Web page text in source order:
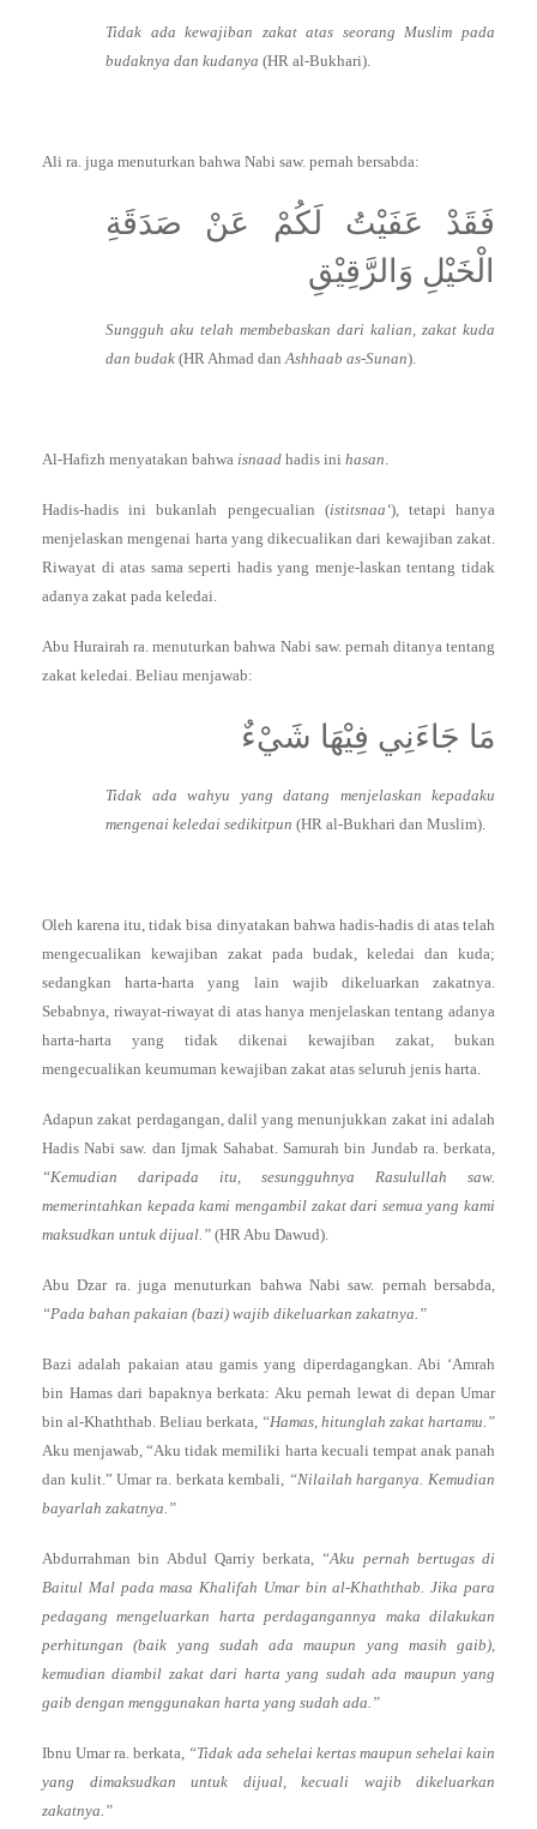
Tidak ada kewajiban zakat atas seorang Muslim pada
budaknya dan kudanya(HR al-Bukhari).
Ali ra. juga menuturkan bahwa Nabi saw. pernah bersabda:
فَقَدْ عَفَيْتُ لَكُمْ عَنْ صَدَقَةِ
الْخَيْلِ وَالرَّقِيْقِ
Sungguh aku telah membebaskan dari kalian, zakat kuda
dan budak (HR Ahmad danAshhaab as-Sunan).
Al-Hafizh menyatakan bahwa isnaad hadis ini hasan.
Hadis-hadis ini bukanlah pengecualian (istitsnaa‘), tetapi hanya
menjelaskan mengenai harta yang dikecualikan dari kewajiban zakat.
Riwayat di atas sama seperti hadis yang menje-laskan tentang tidak
adanya zakat pada keledai.
Abu Hurairah ra. menuturkan bahwa Nabi saw. pernah ditanya tentang
zakat keledai. Beliau menjawab:
مَا جَاءَنِي فِيْهَا شَيْءٌ
Tidak ada wahyu yang datang menjelaskan kepadaku
mengenai keledai sedikitpun(HR al-Bukhari dan Muslim).
Oleh karena itu, tidak bisa dinyatakan bahwa hadis-hadis di atas telah
mengecualikan kewajiban zakat pada budak, keledai dan kuda;
sedangkan harta-harta yang lain wajib dikeluarkan zakatnya.
Sebabnya, riwayat-riwayat di atas hanya menjelaskan tentang adanya
harta-harta yang tidak dikenai kewajiban zakat, bukan
mengecualikan keumuman kewajiban zakat atas seluruh jenis harta.
Adapun zakat perdagangan, dalil yang menunjukkan zakat ini adalah
Hadis Nabi saw. dan Ijmak Sahabat. Samurah bin Jundab ra. berkata,
“Kemudian daripada itu, sesungguhnya Rasulullah saw.
memerintahkan kepada kami mengambil zakat dari semua yang kami
maksudkan untuk dijual.” (HR Abu Dawud).
Abu Dzar ra. juga menuturkan bahwa Nabi saw. pernah bersabda,
“Pada bahan pakaian (bazi) wajib dikeluarkan zakatnya.”
Bazi adalah pakaian atau gamis yang diperdagangkan. Abi ‘Amrah
bin Hamas dari bapaknya berkata: Aku pernah lewat di depan Umar
bin al-Khaththab. Beliau berkata, “Hamas, hitunglah zakat hartamu.”
Aku menjawab, “Aku tidak memiliki harta kecuali tempat anak panah
dan kulit.” Umar ra. berkata kembali, “Nilailah harganya. Kemudian
bayarlah zakatnya.”
Abdurrahman bin Abdul Qarriy berkata, “Aku pernah bertugas di
Baitul Mal pada masa Khalifah Umar bin al-Khaththab. Jika para
pedagang mengeluarkan harta perdagangannya maka dilakukan
perhitungan (baik yang sudah ada maupun yang masih gaib),
kemudian diambil zakat dari harta yang sudah ada maupun yang
gaib dengan menggunakan harta yang sudah ada.”
Ibnu Umar ra. berkata, “Tidak ada sehelai kertas maupun sehelai kain
yang dimaksudkan untuk dijual, kecuali wajib dikeluarkan
zakatnya.”